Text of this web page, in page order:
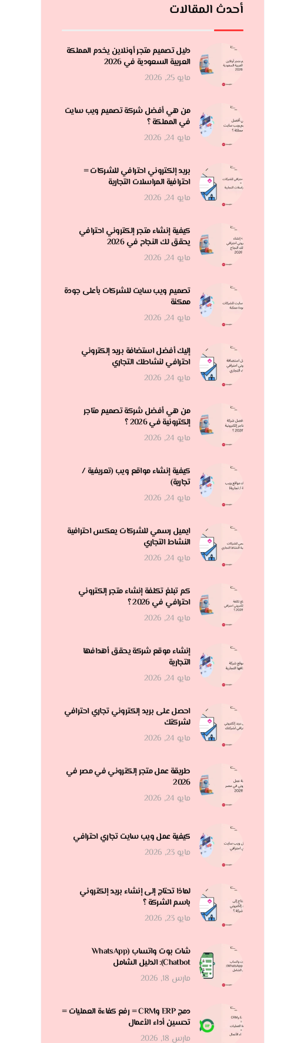
أحدث المقالات
دليل تصميم متجر أونلاين يخدم المملكة
العربية السعودية في 2026
مايو 25, 2026
من هي أفضل شركة تصميم ويب سايت
في المملكة ؟
مايو 24, 2026
بريد إلكتروني احترافي للشركات =
احترافية المراسلات التجارية
مايو 24, 2026
كيفية إنشاء متجر إلكتروني احترافي
يحقق لك النجاح في 2026
مايو 24, 2026
تصميم ويب سايت للشركات بأعلى جودة
ممكنة
مايو 24, 2026
إليك أفضل استضافة بريد إلكتروني
احترافي لنشاطك التجاري
مايو 24, 2026
من هي أفضل شركة تصميم متاجر
إلكترونية في 2026 ؟
مايو 24, 2026
كيفية إنشاء مواقع ويب (تعريفية /
تجارية)
مايو 24, 2026
ايميل رسمي للشركات يعكس احترافية
النشاط التجاري
مايو 24, 2026
كم تبلغ تكلفة إنشاء متجر إلكتروني
احترافي في 2026 ؟
مايو 24, 2026
إنشاء موقع شركة يحقق أهدافها
التجارية
مايو 24, 2026
احصل على بريد إلكتروني تجاري احترافي
لشركتك
مايو 24, 2026
طريقة عمل متجر إلكتروني في مصر في
2026
مايو 24, 2026
كيفية عمل ويب سايت تجاري احترافي
مايو 23, 2026
لماذا تحتاج إلى إنشاء بريد إلكتروني
باسم الشركة ؟
مايو 23, 2026
شات بوت واتساب (WhatsApp
Chatbot): الدليل الشامل
مارس 18, 2026
دمج ERP وCRM = رفع كفاءة العمليات =
تحسين أداء الأعمال
مارس 18, 2026